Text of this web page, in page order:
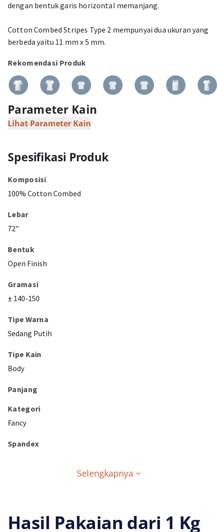
dengan bentuk garis horizontal memanjang.
Cotton Combed Stripes Type 2 mempunyai dua ukuran yang
berbeda yaitu 11 mm x 5 mm.
Rekomendasi Produk
Parameter Kain
Lihat Parameter Kain
Spesifikasi Produk
Komposisi
100% Cotton Combed
Lebar
72"
Bentuk
Open Finish
Gramasi
± 140-150
Tipe Warna
Sedang Putih
Tipe Kain
Body
Panjang
Kategori
Fancy
Spandex
Selengkapnya
Hasil Pakaian dari 1 Kg